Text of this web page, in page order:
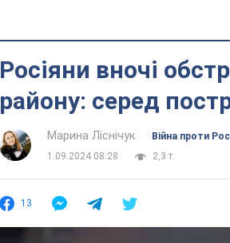
Росіяни вночі
району: серед
Марина Ліснічук
Війна проти
1.09.2024 08:28
2,3 т.
13